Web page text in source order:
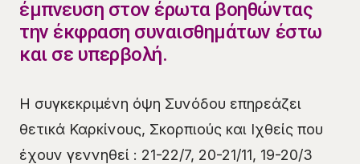
έμπνευση στον έρωτα βοηθώντας
την έκφραση συναισθημάτων έστω
και σε υπερβολή.
Η συγκεκριμένη όψη Συνόδου επηρεάζει
θετικά Καρκίνους, Σκορπιούς και Ιχθείς που
έχουν γεννηθεί : 21-22/7, 20-21/11, 19-20/3